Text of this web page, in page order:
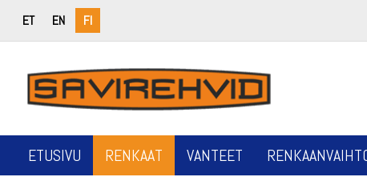
ET EN FI
ETUSIVU RENKAAT VANTEET